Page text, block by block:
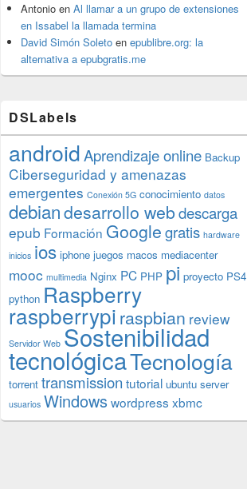
Antonio en Al llamar a un grupo de extensiones
en Issabel la llamada termina
David Simón Soleto en epublibre.org: la
alternativa a epubgratis.me
DSLabels
androidAprendizaje online Backup
Ciberseguridad y amenazas
emergentes Conexión 5G conocimiento datos
debiandesarrollo webdescarga
epub Formación Googlegratis hardware
inicios ios iphone juegos macos mediacenter
mooc multimedia Nginx PC PHP pi proyecto PS4
python Raspberry
raspberrypi raspbian review
Servidor Web Sostenibilidad
tecnológicaTecnología
torrent transmission tutorial ubuntu server
usuarios Windowswordpress xbmc